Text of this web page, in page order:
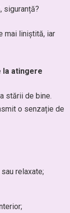
siguranță?
mai liniștită, iar
la atingere
stării de bine.
o senzație de
relaxate;